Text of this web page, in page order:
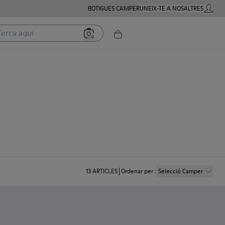
BOTIGUES CAMPERUNEIX-TE A NOSALTRES
aquí
13ARTICLES Ordenar per: Selecció Camper